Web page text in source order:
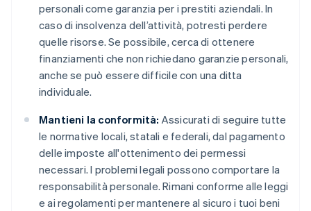
personali come garanzia per i prestiti aziendali. In
caso di insolvenza dell’attività, potresti perdere
quelle risorse. Se possibile, cerca di ottenere
finanziamenti che non richiedano garanzie personali,
anche se può essere difficile con una ditta
individuale.
Mantieni la conformità: Assicurati di seguire tutte
le normative locali, statali e federali, dal pagamento
delle imposte all'ottenimento dei permessi
necessari. I problemi legali possono comportare la
responsabilità personale. Rimani conforme alle leggi
e ai regolamenti per mantenere al sicuro i tuoi beni